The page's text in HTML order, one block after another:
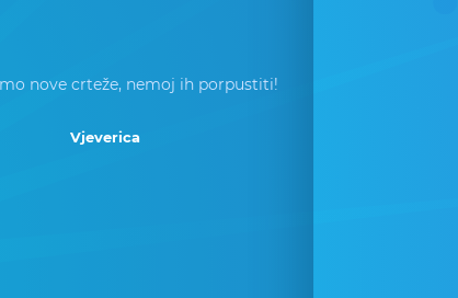
nove crteže, nemoj ih porpustiti!
Vjeverica